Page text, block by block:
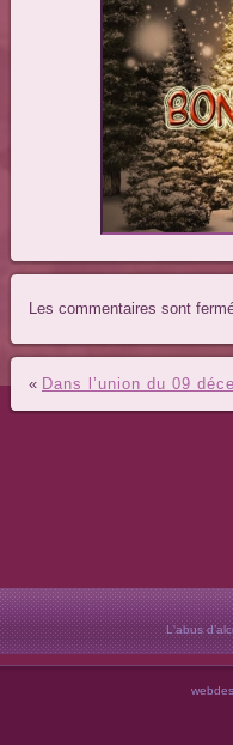
Les commentaires sont
« Dans l’union du 09
L'abus